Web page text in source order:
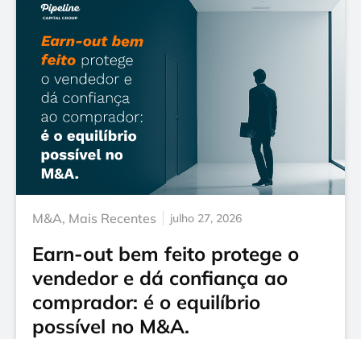
M&A, Mais Recentes julho 27, 2026
Earn-out bem feito protege o
vendedor e dá confiança ao
comprador: é o equilíbrio
possível no M&A.